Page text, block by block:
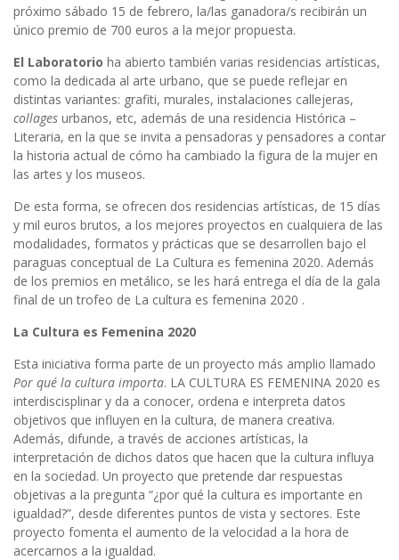
próximo sábado 15 de febrero, la/las ganadora/s recibirán un
único premio de 700 euros a la mejor propuesta.
El Laboratorio ha abierto también varias residencias artísticas,
como la dedicada al arte urbano, que se puede reflejar en
distintas variantes: grafiti, murales, instalaciones callejeras,
collages urbanos, etc, además de una residencia Histórica –
Literaria, en la que se invita a pensadoras y pensadores a contar
la historia actual de cómo ha cambiado la figura de la mujer en
las artes y los museos.
De esta forma, se ofrecen dos residencias artísticas, de 15 días
y mil euros brutos, a los mejores proyectos en cualquiera de las
modalidades, formatos y prácticas que se desarrollen bajo el
paraguas conceptual de La Cultura es femenina 2020. Además
de los premios en metálico, se les hará entrega el día de la gala
final de un trofeo de La cultura es femenina 2020 .
La Cultura es Femenina 2020
Esta iniciativa forma parte de un proyecto más amplio llamado
Por qué la cultura importa. LA CULTURA ES FEMENINA 2020 es
interdiscisplinar y da a conocer, ordena e interpreta datos
objetivos que influyen en la cultura, de manera creativa.
Además, difunde, a través de acciones artísticas, la
interpretación de dichos datos que hacen que la cultura influya
en la sociedad. Un proyecto que pretende dar respuestas
objetivas a la pregunta “¿por qué la cultura es importante en
igualdad?”, desde diferentes puntos de vista y sectores. Este
proyecto fomenta el aumento de la velocidad a la hora de
acercarnos a la igualdad.